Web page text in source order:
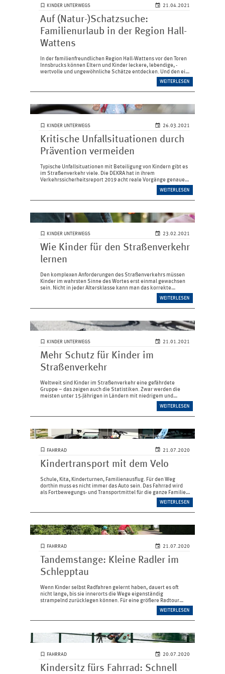
KINDER UNTERWEGS 21.04.2021
Auf (Natur-)Schatzsuche:
Familienurlaub in der Region Hall-
Wattens
In der familienfreundlichen Region Hall-Wattens vor den Toren
Innsbrucks können Eltern und ­Kinder leckere, lebendige, ­
wertvolle und ungewöhnliche Schätze ent­decken. Und den ein
oder anderen sogar selbst herstellen. Eine Inspiration für
WEITERLESEN
KINDER UNTERWEGS 26.03.2021
Kritische Unfallsituationen durch
Prävention vermeiden
Typische Unfallsituationen mit Beteiligung von Kindern gibt es
im Straßenverkehr viele. Die DEKRA hat in ihrem
Verkehrssicherheitsreport 2019 acht reale Vorgänge ­genauer
aufgearbeitet. Wir haben uns diese zur Vorlage genommen und
WEITERLESEN
KINDER UNTERWEGS 23.02.2021
Wie Kinder für den Straßenverkehr
lernen
Den komplexen Anforderungen des Straßenverkehrs müssen
Kinder im wahrsten Sinne des Wortes erst einmal gewachsen
sein. Nicht in jeder Altersklasse kann man das korrekte
Verhalten und die richtige Wahrnehmung in mitunter
WEITERLESEN
KINDER UNTERWEGS 21.01.2021
Mehr Schutz für Kinder im
Straßenverkehr
Weltweit sind Kinder im Straßenverkehr eine gefährdete
Gruppe – das zeigen auch die Statistiken. Zwar werden die
meisten unter 15-Jährigen in Ländern mit niedrigem und
mittlerem ­Einkommen bei Unfällen getötet, doch auch
WEITERLESEN
FAHRRAD 21.07.2020
Kindertransport mit dem Velo
Schule, Kita, Kinderturnen, Familienausflug. Für den Weg
dorthin muss es nicht immer das Auto sein. Das Fahrrad wird
als Fortbewegungs- und Transportmittel für die ganze Familie
immer populärer – nicht nur ­während der Corona-Krise. Ob
WEITERLESEN
FAHRRAD 21.07.2020
Tandemstange: Kleine Radler im
Schlepptau
Wenn Kinder selbst Radfahren gelernt haben, dauert es oft
nicht lange, bis sie ­innerorts die Wege eigenständig
strampelnd ­zurücklegen können. Für eine größere Radtour
reicht allerdings oft die Kraft und Ausdauer noch nicht aus und
WEITERLESEN
FAHRRAD 20.07.2020
Kindersitz fürs Fahrrad: Schnell